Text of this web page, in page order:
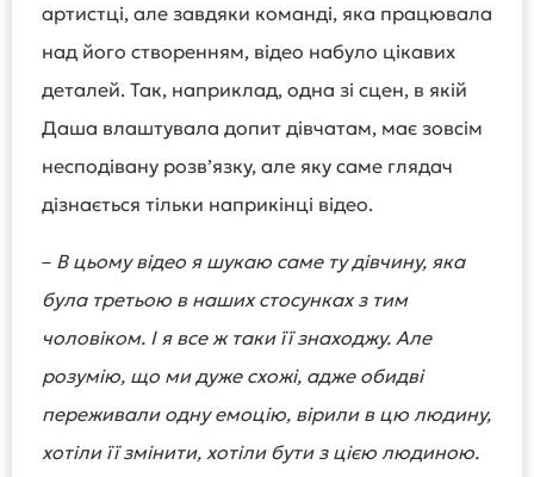
артистці, але завдяки команді, яка працювала
над його створенням, відео набуло цікавих
деталей. Так, наприклад, одна зі сцен, в якій
Даша влаштувала допит дівчатам, має зовсім
несподівану розвʼязку, але яку саме глядач
дізнається тільки наприкінці відео.
– В цьому відео я шукаю саме ту дівчину, яка
була третьою в наших стосунках з тим
чоловіком. І я все ж таки її знаходжу. Але
розумію, що ми дуже схожі, адже обидві
переживали одну емоцію, вірили в цю людину,
хотіли її змінити, хотіли бути з цією людиною.